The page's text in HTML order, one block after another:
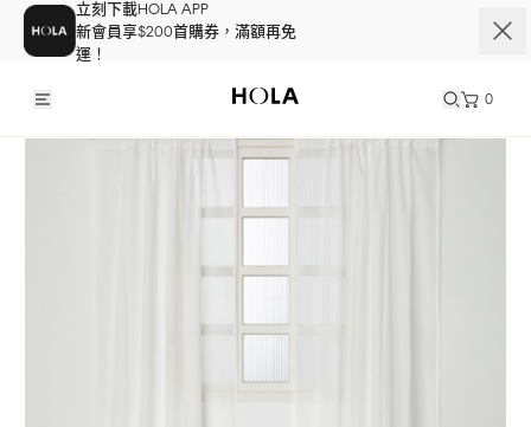
立刻下載HOLA APP
新會員享$200首購券，滿額再免
運！
0